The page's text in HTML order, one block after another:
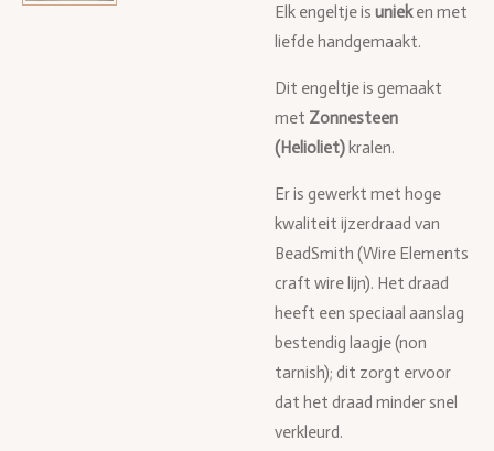
Elk engeltje is unieken met
liefde handgemaakt.
Dit engeltje is gemaakt
met Zonnesteen
(Helioliet) kralen.
Er is gewerkt met hoge
kwaliteit ijzerdraad van
BeadSmith (Wire Elements
craft wire lijn). Het draad
heeft een speciaal aanslag
bestendig laagje (non
tarnish); dit zorgt ervoor
dat het draad minder snel
verkleurd.